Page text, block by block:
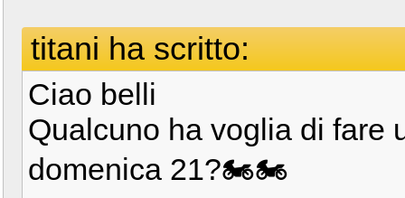
titani ha scritto:
Ciao belli
Qualcuno ha voglia di fare
domenica 21?🏍🏍